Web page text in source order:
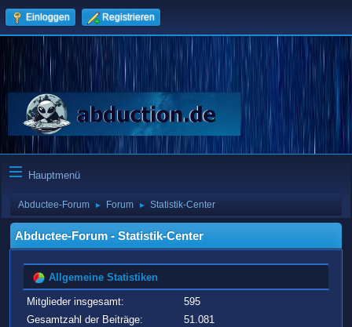
Einloggen Registrieren
Hauptmenü
Abductee-Forum ► Forum ► Statistik-Center
Abductee-Forum - Statistik-Center
Allgemeine Statistiken
Mitglieder insgesamt:
595
Gesamtzahl der Beiträge:
51.081